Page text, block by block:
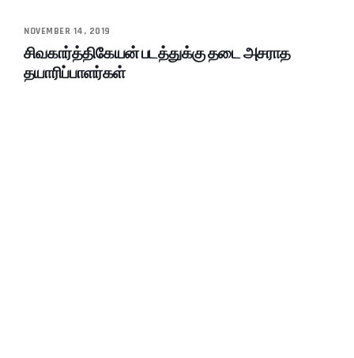
NOVEMBER 14, 2019
சிவகார்த்திகேயன் படத்துக்கு தடை அசராத
தயாரிப்பாளர்கள்